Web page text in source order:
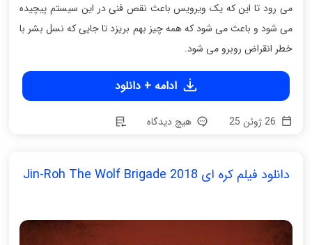
می رود تا این که یک ویرویس باعث نقص فنی در این سیستم پیچیده
می شود و باعث می شود که همه چیز بهم بریزد تا جایی که نسل بشر با
خطر انقراض روبرو می شود.
ادامه + دانلود
هیچ دیدگاه
دانلود فیلم کره ای Jin-Roh The Wolf Brigade 2018